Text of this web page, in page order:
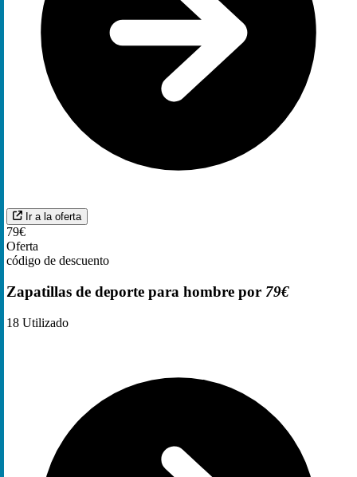
Ir a la oferta
79€
Oferta
código de descuento
Zapatillas de deporte para hombre por 79€
18 Utilizado